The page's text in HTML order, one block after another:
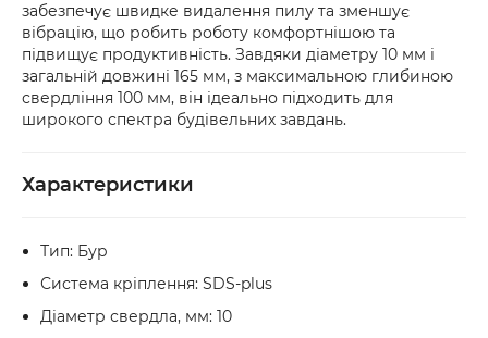
рахунок.
безпосередньо у відділенні. Якщо упаковка
або товар мають пошкодження, обов’язково
оформіть акт разом із працівником служби
доставки.
забезпечує швидке видалення пилу та зменшує
вібрацію, що робить роботу комфортнішою та
підвищує продуктивність. Завдяки діаметру 10 мм і
загальній довжині 165 мм, з максимальною глибиною
свердління 100 мм, він ідеально підходить для
широкого спектра будівельних завдань.
Характеристики
Тип: Бур
Система кріплення: SDS-plus
Діаметр свердла, мм: 10